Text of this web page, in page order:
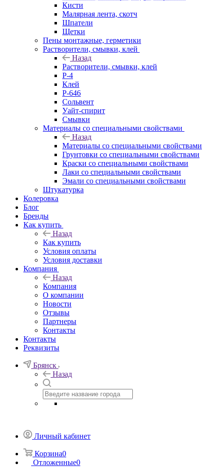
Кисти
Малярная лента, скотч
Шпатели
Щетки
Пены монтажные, герметики
Растворители, смывки, клей
Назад
Растворители, смывки, клей
Р-4
Клей
Р-646
Сольвент
Уайт-спирит
Смывки
Материалы со специальными свойствами
Назад
Материалы со специальными свойствами
Грунтовки со специальными свойствами
Краски со специальными свойствами
Лаки со специальными свойствами
Эмали со специальными свойствами
Штукатурка
Колеровка
Блог
Бренды
Как купить
Назад
Как купить
Условия оплаты
Условия доставки
Компания
Назад
Компания
О компании
Новости
Отзывы
Партнеры
Контакты
Контакты
Реквизиты
Брянск
Назад
Личный кабинет
Корзина0
Отложенные0